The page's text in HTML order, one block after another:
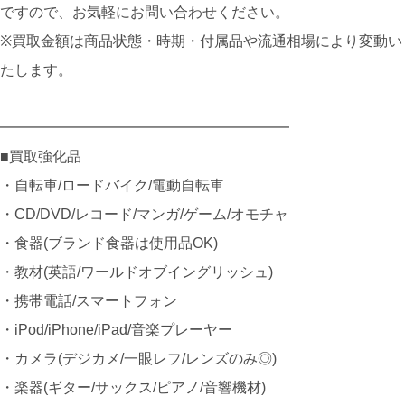
ですので、お気軽にお問い合わせください。
※買取金額は商品状態・時期・付属品や流通相場により変動い
たします。
━━━━━━━━━━━━━━━━━━━━
■買取強化品
・自転車/ロードバイク/電動自転車
・CD/DVD/レコード/マンガ/ゲーム/オモチャ
・食器(ブランド食器は使用品OK)
・教材(英語/ワールドオブイングリッシュ)
・携帯電話/スマートフォン
・iPod/iPhone/iPad/音楽プレーヤー
・カメラ(デジカメ/一眼レフ/レンズのみ◎)
・楽器(ギター/サックス/ピアノ/音響機材)